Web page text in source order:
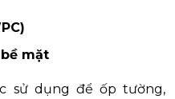
mặt
sử dụng để ốp tường,